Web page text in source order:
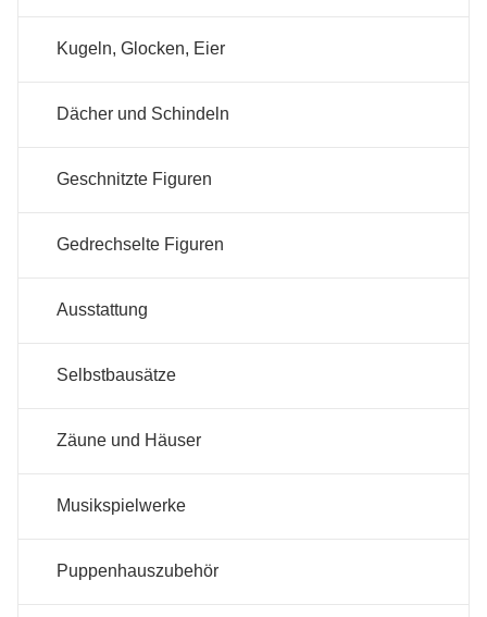
Kugeln, Glocken, Eier
Dächer und Schindeln
Geschnitzte Figuren
Gedrechselte Figuren
Ausstattung
Selbstbausätze
Zäune und Häuser
Musikspielwerke
Puppenhauszubehör